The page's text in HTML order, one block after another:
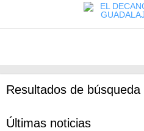
Resultados de
Últimas noticias